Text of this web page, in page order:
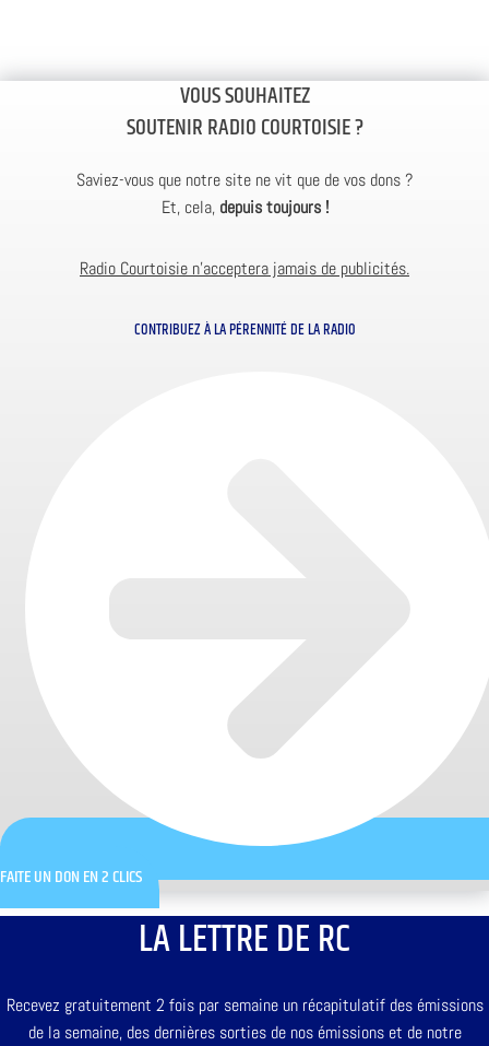
VOUS SOUHAITEZ
SOUTENIR RADIO COURTOISIE ?
Saviez-vous que notre site ne vit que de vos dons ?
Et, cela, depuis toujours !
Radio Courtoisie n’acceptera jamais de publicités.
CONTRIBUEZ À LA PÉRENNITÉ DE LA RADIO
FAITE UN DON EN 2 CLICS
LA LETTRE DE RC
Recevez gratuitement 2 fois par semaine un récapitulatif des émissions
de la semaine, des dernières sorties de nos émissions et de notre